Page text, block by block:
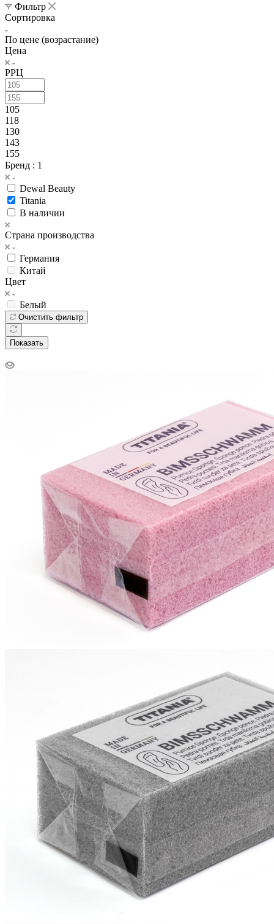
Фильтр
Сортировка
По цене (возрастание)
Цена
РРЦ
105
118
130
143
155
Бренд : 1
Dewal Beauty
Titania
В наличии
Страна производства
Германия
Китай
Цвет
Белый
Очистить фильтр
Показать